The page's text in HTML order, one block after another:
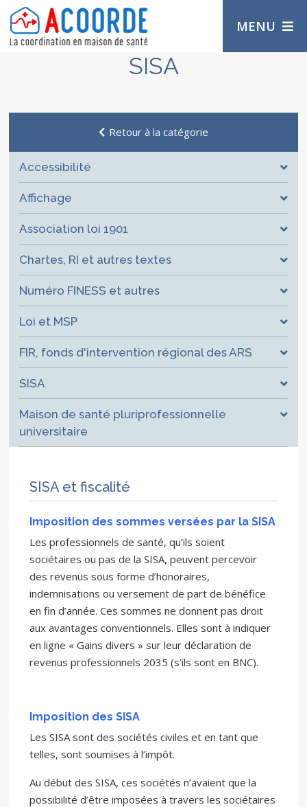
MENU
SISA
Retour à la catégorie
Accessibilité
Affichage
Association loi 1901
Chartes, RI et autres textes
Numéro FINESS et autres
Loi et MSP
FIR, fonds d'intervention régional des ARS
SISA
Maison de santé pluriprofessionnelle
universitaire
SISA et fiscalité
Imposition des sommes versées par la SISA
Les professionnels de santé, qu’ils soient
sociétaires ou pas de la SISA, peuvent percevoir
des revenus sous forme d’honoraires,
indemnisations ou versement de part de bénéfice
en fin d’année. Ces sommes ne donnent pas droit
aux avantages conventionnels. Elles sont à indiquer
en ligne « Gains divers » sur leur déclaration de
revenus professionnels 2035 (s’ils sont en BNC).
Imposition des SISA
Les SISA sont des sociétés civiles et en tant que
telles, sont soumises à l’impôt.
Au début des SISA, ces sociétés n’avaient que la
possibilité d’être imposées à travers les sociétaires